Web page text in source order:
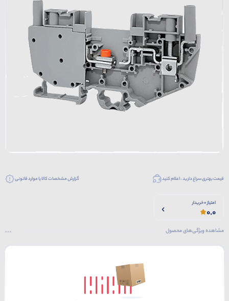
قیمت بهتری سراغ دارید ، اعلام کنید گزارش مشخصات کالا یا موارد قانونی
امتیاز 0 خریدار
0.0
مشاهده ویژگی‌های محصول